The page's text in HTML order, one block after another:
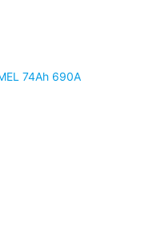
74Ah 690A